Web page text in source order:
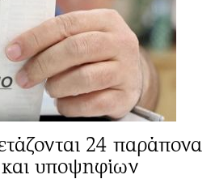
24 παράπονα
υποψηφίων